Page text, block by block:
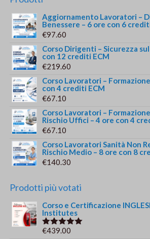
Aggiornamento Lavoratori –
Benessere – 6 ore con 6
€97.60
Corso Dirigenti – Sicurezza
con 12 crediti ECM
€219.60
Corso Lavoratori –
con 4 crediti ECM
€67.10
Corso Lavoratori –
Rischio Uffici – 4 ore con 4
€67.10
Corso Lavoratori Sanità Non
Rischio Medio – 8 ore con 8
€140.30
Prodotti più votati
Corso e Certificazione
Institutes
Valutato
€439.00